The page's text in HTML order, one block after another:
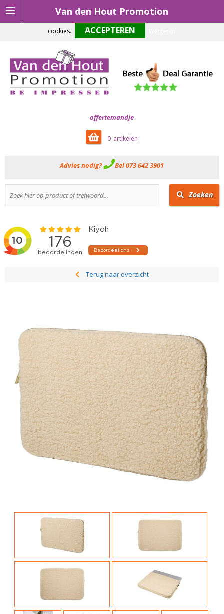
Van den Hout Promotion
offertemandje
0
Advies nodig? Bel 073 642 3901
Zoeken
Terug naar overzicht
Om onze website optimaal te laten functioneren maken wij gebruik van
cookies.